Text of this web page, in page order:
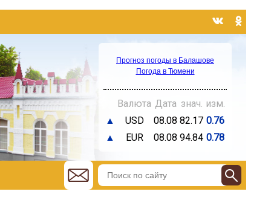
Прогноз погоды в Балашове
Погода в Тюмени
Валюта Дата знач. изм.
▲
USD 08.08 82.17 0.76
▲
EUR 08.08 94.84 0.78